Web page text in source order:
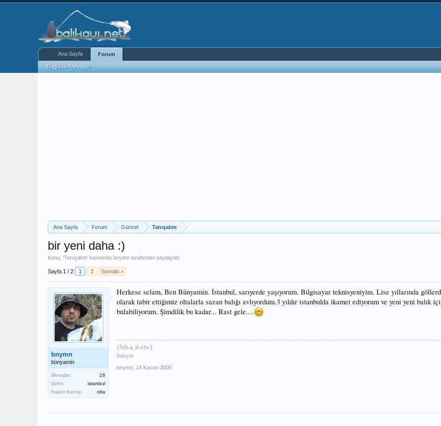
Ana Sayfa Forum Güncel Tanışalım
bir yeni daha :)
Konu, 'Tanışalım' kısmında bnymn tarafından paylaşıldı.
Sayfa 1 / 2 1 2 Sonraki >
bnymn
bünyamin
Mesajlar:
16
Şehir:
istanbul
Favori Kamış:
olta
Herkese selam, Ben Bünyamin. İstanbul, sarıyerde yaşıyorum. Bilgisayar teknisyeniyim. Lise yıllarında
olarak tabir ettiğimiz oltalarla sazan balığı avlıyordum.3 yıldır istanbulda ikamet ediyorum ve yeni yeni balık
bulabiliyorum. Şimdilik bu kadar... Rast gele....
{S(h-a_d-o)w}
Sarıyer
bnymn 14 Kasım 2006
Ana Sayfa Forum
Bugünün Mesajları